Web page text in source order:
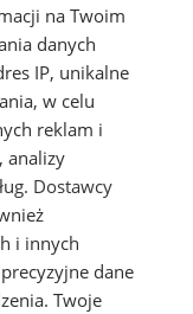
Sp. z
na Twoim
danych
IP, unikalne
w celu
reklam i
analizy
Dostawcy
i innych
dane
Twoje